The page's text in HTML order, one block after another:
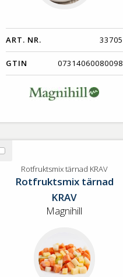
ART. NR. 33705
GTIN 07314060080098
Välj
Rotfruktsmix
tärnad
Rotfruktsmix tärnad KRAV
Rotfruktsmix tärnad
KRAV
Magnihill